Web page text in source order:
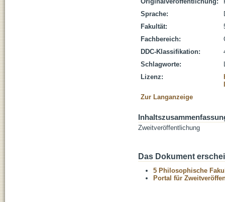
Sprache:
Fakultät:
Fachbereich:
DDC-Klassifikation:
Schlagworte:
Lizenz:
Zur Langanzeige
Zweitveröffentlichung
Das Dokument
5 Philosophische
Portal für